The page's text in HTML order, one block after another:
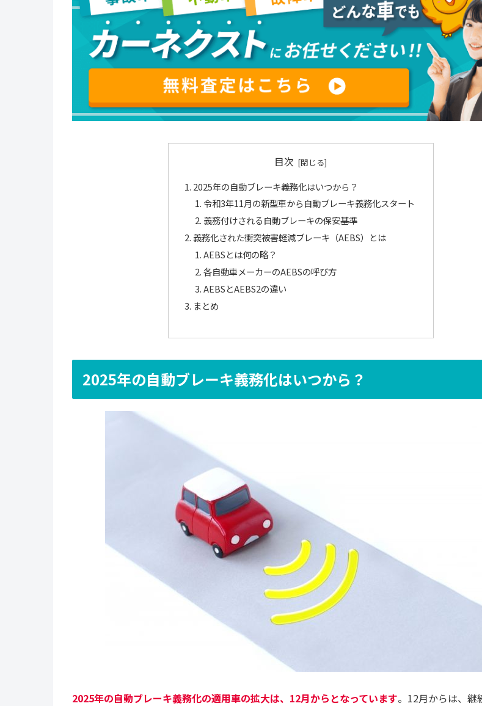
目次
2025年の自動ブレーキ義務化はいつから？
令和3年11月の新型車から自動ブレーキ義務化スタート
義務付けされる自動ブレーキの保安基準
義務化された衝突被害軽減ブレーキ（AEBS）とは
AEBSとは何の略？
各自動車メーカーのAEBSの呼び方
AEBSとAEBS2の違い
まとめ
2025年の自動ブレーキ義務化はいつから？
2025年の自動ブレーキ義務化の適用車の拡大は、12月からとなっています。12月からは、継